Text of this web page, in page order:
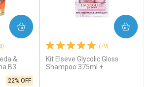
&
B3
22% OFF
(79)
Kit Elseve Glycolic Gloss
Shampoo 375ml +
COMPRAR